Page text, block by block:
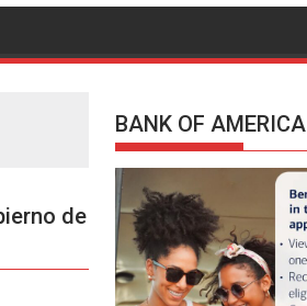
de
BANK OF AMERICA